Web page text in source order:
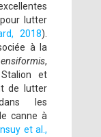
lutter
2018).
à la
ensiformis,
et
de lutter
les
canne à
et al.,